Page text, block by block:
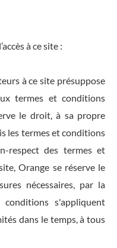
à ce site :
à ce site présuppose
termes et conditions
le droit, à sa propre
les termes et conditions
respect des termes et
Orange se réserve le
nécessaires, par la
s'appliquent
dans le temps, à tous